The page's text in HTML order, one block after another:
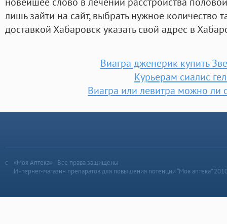
лишь зайти на сайт, выбрать нужное количество
доставкой Хабаровск указать свой адрес в
Виагра дженерик купить
Курьерам сиалис
Виагра или левитра можно ли
«Моя Аптека» | Все права защищены
Интернет-магазин препаратов для повышения потенции “Моя аптека”